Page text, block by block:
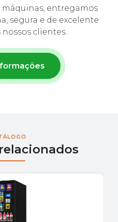
entregamos
segura e de excelente
clientes.